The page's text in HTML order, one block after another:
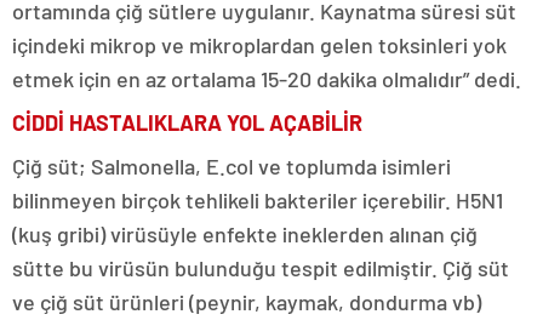
ortamında çiğ sütlere uygulanır. Kaynatma süresi süt
içindeki mikrop ve mikroplardan gelen toksinleri yok
etmek için en az ortalama 15-20 dakika olmalıdır” dedi.
CİDDİ HASTALIKLARA YOL AÇABİLİR
Çiğ süt; Salmonella, E.col ve toplumda isimleri
bilinmeyen birçok tehlikeli bakteriler içerebilir. H5N1
(kuş gribi) virüsüyle enfekte ineklerden alınan çiğ
sütte bu virüsün bulunduğu tespit edilmiştir. Çiğ süt
ve çiğ süt ürünleri (peynir, kaymak, dondurma vb)